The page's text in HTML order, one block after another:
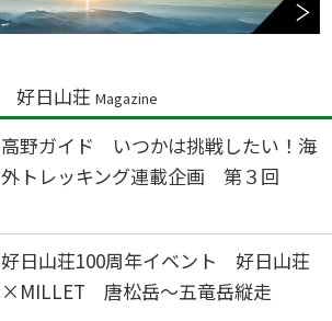
好日山荘 Magazine
高野ガイド いつかは挑戦したい！海
外トレッキング連載企画 第３回
好日山荘100周年イベント 好日山荘
×MILLET 唐松岳～五竜岳縦走